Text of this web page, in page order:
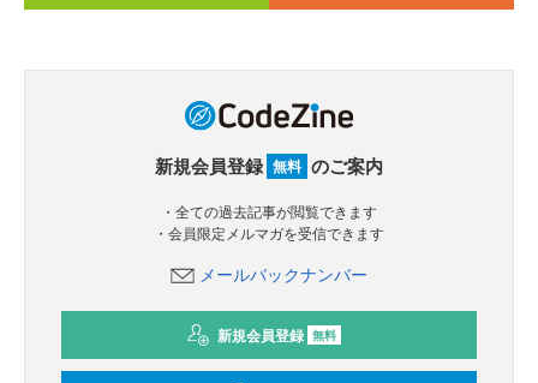
新規会員登録 無料 のご案内
・全ての過去記事が閲覧できます
・会員限定メルマガを受信できます
メールバックナンバー
新規会員登録 無料